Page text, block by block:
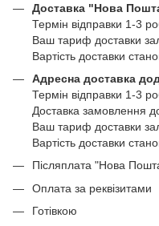
Доставка "Нова
Термін відправки 1-3
Ваш тариф доставки
Вартість доставки
Адресна доставка
Термін відправки 1-3
Доставка замовлення
Ваш тариф доставки
Вартість доставки
Післяплата "Нова
Оплата за реквізитами
Готівкою